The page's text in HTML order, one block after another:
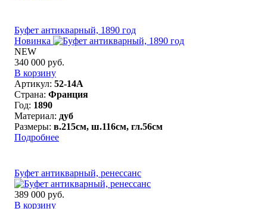
Буфет антикварный, 1890 год
Новинка
NEW
340 000 руб.
В корзину
Артикул: 52-14A
Страна: Франция
Год: 1890
Материал: дуб
Размеры: в.215см, ш.116см, гл.56см
Подробнее
Буфет антикварный, ренессанс
389 000 руб.
В корзину